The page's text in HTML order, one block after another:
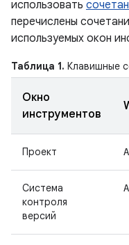
использовать
перечислены
используемых окон
Таблица 1. Клавишные
Окно
инструментов
Проект
Система
контроля
версий